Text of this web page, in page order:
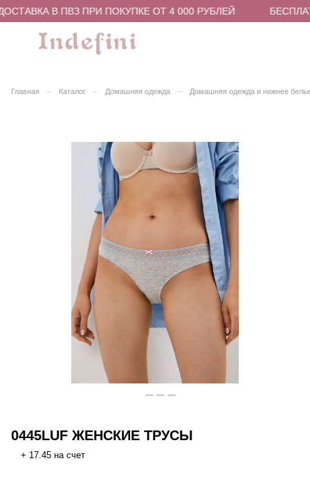
В ПВЗ ПРИ ПОКУПКЕ ОТ 4 000 РУБЛЕЙ
Главная – Каталог – Домашняя одежда – Домашняя одежда и нижнее
0445LUF ЖЕНСКИЕ ТРУСЫ
+ 17.45 на счет